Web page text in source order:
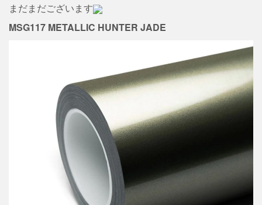
まだまだございます
MSG117 METALLIC HUNTER JADE